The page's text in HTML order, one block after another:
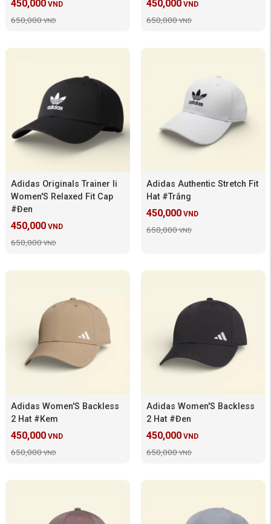
450,000 VND
650,000 VND
450,000 VND
650,000 VND
Adidas Originals Trainer Ii
Women'S Relaxed Fit Cap
#Đen
450,000 VND
650,000 VND
Adidas Authentic Stretch Fit
Hat #Trắng
450,000 VND
650,000 VND
Adidas Women'S Backless
2 Hat #Kem
450,000 VND
650,000 VND
Adidas Women'S Backless
2 Hat #Đen
450,000 VND
650,000 VND